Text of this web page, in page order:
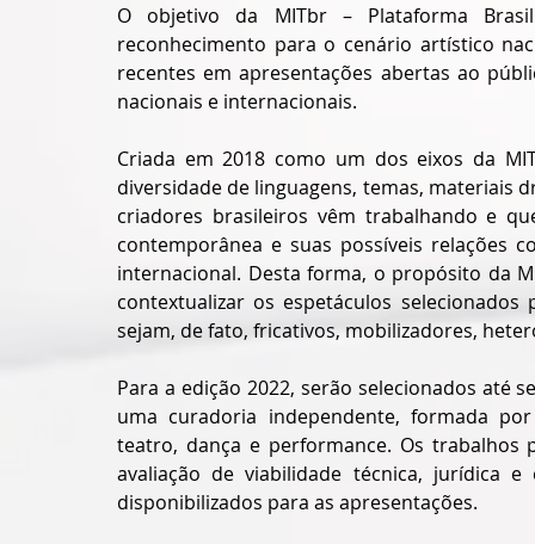
O objetivo da MITbr – Plataforma
reconhecimento para o cenário artístico
recentes em apresentações abertas ao
nacionais e internacionais.
Criada em 2018 como um dos eixos da
diversidade de linguagens, temas, materiais
criadores brasileiros vêm trabalhando e
contemporânea e suas possíveis relações
internacional. Desta forma, o propósito da
contextualizar os espetáculos
sejam, de fato, fricativos, mobilizadores,
Para a edição 2022, serão selecionados até
uma curadoria independente, formada
teatro, dança e performance. Os trabalhos
avaliação de viabilidade técnica, jurídica
disponibilizados para as apresentações.